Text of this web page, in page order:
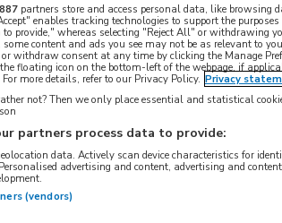
Nascholing Nieuws
887 partners store and access personal data, like browsing
enables tracking technologies to support the
to provide," whereas selecting "Reject All" or withdrawing
some content and ads you see may not be as relevant to
or withdraw consent at any time by clicking the Manage
floating icon on the bottom-left of the webpage, if
more details, refer to our Privacy Policy. Privacy
not? Then we only place essential and statistical
partners process data to provide:
data. Actively scan device characteristics for
advertising and content, advertising and
(vendors)